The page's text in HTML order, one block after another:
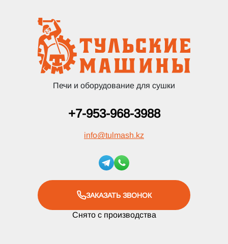
Печи и оборудование для сушки
+7-953-968-3988
info@tulmash.kz
ЗАКАЗАТЬ ЗВОНОК
Снято с производства